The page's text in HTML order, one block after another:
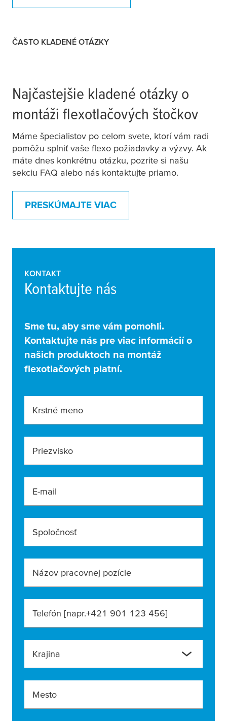
ČASTO KLADENÉ OTÁZKY
Najčastejšie kladené otázky o
montáži flexotlačových štočkov
Máme špecialistov po celom svete, ktorí vám radi
pomôžu splniť vaše flexo požiadavky a výzvy. Ak
máte dnes konkrétnu otázku, pozrite si našu
sekciu FAQ alebo nás kontaktujte priamo.
PRESKÚMAJTE VIAC
KONTAKT
Kontaktujte nás
Sme tu, aby sme vám pomohli.
Kontaktujte nás pre viac informácií o
našich produktoch na montáž
flexotlačových platní.
Krstné meno
Priezvisko
E-mail
Spoločnosť
Názov pracovnej pozície
Telefón [napr.+421 901 123 456]
Krajina
Mesto